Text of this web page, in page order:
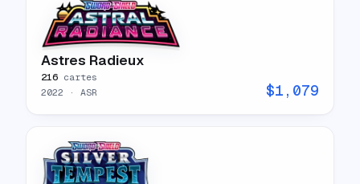
Astres Radieux
216 cartes
2022 · ASR $1,079